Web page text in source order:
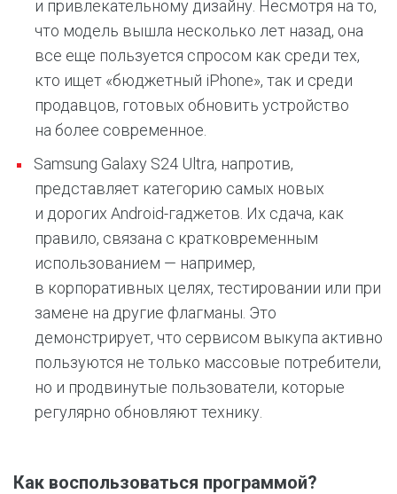
и привлекательному дизайну. Несмотря на то,
что модель вышла несколько лет назад, она
все еще пользуется спросом как среди тех,
кто ищет «бюджетный iPhone», так и среди
продавцов, готовых обновить устройство
на более современное.
Samsung Galaxy S24 Ultra, напротив,
представляет категорию самых новых
и дорогих Android-гаджетов. Их сдача, как
правило, связана с кратковременным
использованием — например,
в корпоративных целях, тестировании или при
замене на другие флагманы. Это
демонстрирует, что сервисом выкупа активно
пользуются не только массовые потребители,
но и продвинутые пользователи, которые
регулярно обновляют технику.
Как воспользоваться программой?